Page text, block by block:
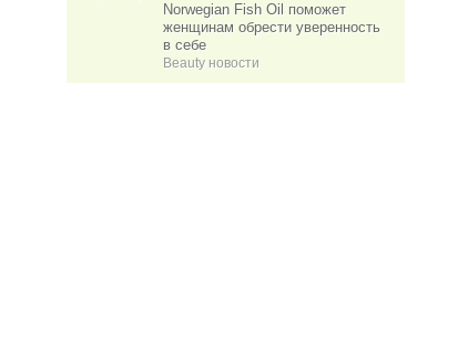
Norwegian Fish Oil поможет
женщинам обрести уверенность
в себе
Beauty новости